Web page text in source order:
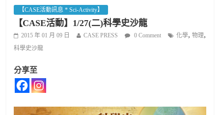
【CASE活動訊息 * Sci-Activity】
【CASE活動】1/27(二)科學史沙龍
2015 年 01 月 09 日 CASE PRESS 0 Comment 化學,物理,
科學史沙龍
分享至